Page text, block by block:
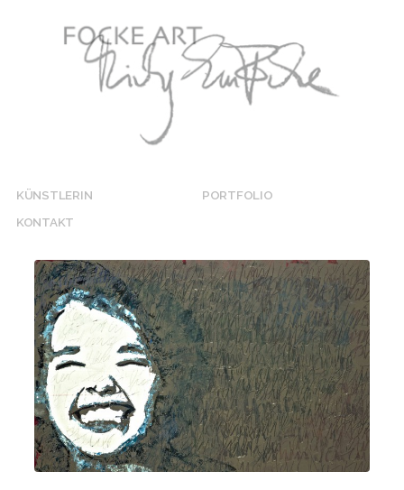
KÜNSTLERIN
PORTFOLIO
KONTAKT